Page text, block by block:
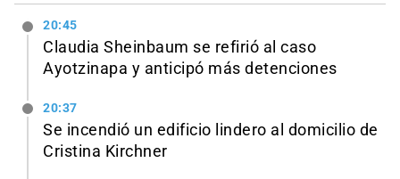
20:45
Claudia Sheinbaum se refirió al caso
Ayotzinapa y anticipó más detenciones
20:37
Se incendió un edificio lindero al domicilio de
Cristina Kirchner